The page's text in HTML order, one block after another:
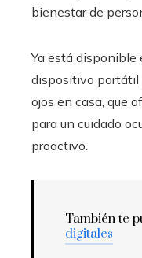
bienestar de
Ya está disponible
dispositivo portátil
ojos en casa, que
para un cuidado
proactivo.
También te
digitales